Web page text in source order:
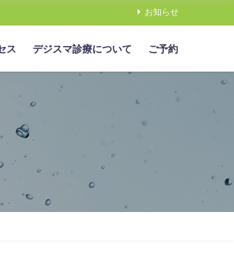
お知らせ
ス デジスマ診療について ご予約